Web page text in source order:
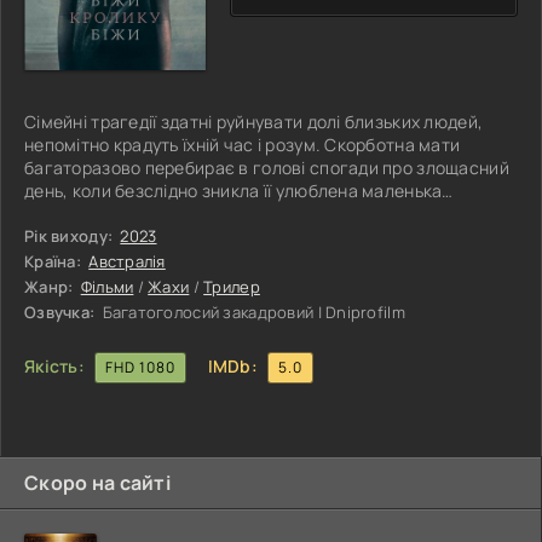
Сімейні трагедії здатні руйнувати долі близьких людей,
непомітно крадуть їхній час і розум. Скорботна мати
багаторазово перебирає в голові спогади про злощасний
день, коли безслідно зникла її улюблена маленька
спокою, а розкрити обставини зникнення чи можливого
викрадення не вдається. Друга донька росте в похмурій
атмосфері та боїться згадувати про сестру. Сара вкладає
у власну спадкоємицю безмежну любов, якої була
позбавлена в дитинстві.
Рік виходу: 2023
Країна: Австралія
Жанр: Фільми /Жахи /Трилер
Озвучка: Багатоголосий закадровий | Dniprofilm
Якість: FHD 1080 IMDb: 5.0
Скоро на сайті